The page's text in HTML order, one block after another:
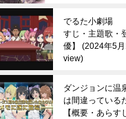
でるた小劇場
すじ・主題歌・
優】
2024年5
view
ダンジョンに温
は間違っている
【概要・あらす